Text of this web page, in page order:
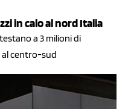
in calo al nord Italia
a 3 milioni di
al centro-sud